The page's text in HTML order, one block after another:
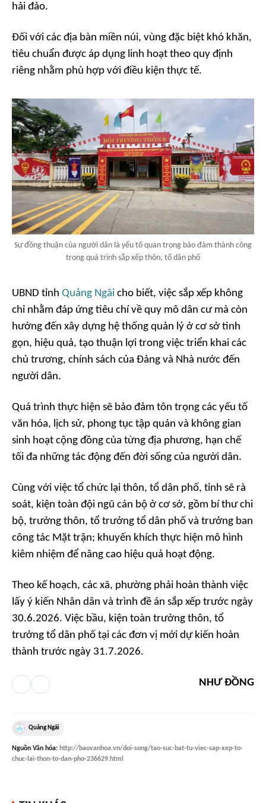
hải đảo.
Đối với các địa bàn miền núi, vùng đặc biệt khó khăn,
tiêu chuẩn được áp dụng linh hoạt theo quy định
riêng nhằm phù hợp với điều kiện thực tế.
Sự đồng thuận của người dân là yếu tố quan trọng bảo đảm thành công
trong quá trình sắp xếp thôn, tổ dân phố
UBND tỉnh Quảng Ngãi cho biết, việc sắp xếp không
chỉ nhằm đáp ứng tiêu chí về quy mô dân cư mà còn
hướng đến xây dựng hệ thống quản lý ở cơ sở tinh
gọn, hiệu quả, tạo thuận lợi trong việc triển khai các
chủ trương, chính sách của Đảng và Nhà nước đến
người dân.
Quá trình thực hiện sẽ bảo đảm tôn trọng các yếu tố
văn hóa, lịch sử, phong tục tập quán và không gian
sinh hoạt cộng đồng của từng địa phương, hạn chế
tối đa những tác động đến đời sống của người dân.
Cùng với việc tổ chức lại thôn, tổ dân phố, tỉnh sẽ rà
soát, kiện toàn đội ngũ cán bộ ở cơ sở, gồm bí thư chi
bộ, trưởng thôn, tổ trưởng tổ dân phố và trưởng ban
công tác Mặt trận; khuyến khích thực hiện mô hình
kiêm nhiệm để nâng cao hiệu quả hoạt động.
Theo kế hoạch, các xã, phường phải hoàn thành việc
lấy ý kiến Nhân dân và trình đề án sắp xếp trước ngày
30.6.2026. Việc bầu, kiện toàn trưởng thôn, tổ
trưởng tổ dân phố tại các đơn vị mới dự kiến hoàn
thành trước ngày 31.7.2026.
NHƯ ĐỒNG
Quảng Ngãi
Nguồn Văn hóa: http://baovanhoa.vn/doi-song/tao-suc-bat-tu-viec-sap-xep-to-
chuc-lai-thon-to-dan-pho-236629.html